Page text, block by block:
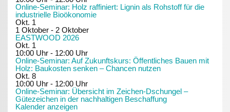
Online-Seminar: Holz raffiniert: Lignin als Rohstoff für die
industrielle Bioökonomie
Okt. 1
1 Oktober -2 Oktober
EASTWOOD 2026
Okt. 1
10:00 Uhr - 12:00 Uhr
Online-Seminar: Auf Zukunftskurs: Öffentliches Bauen mit
Holz: Baukosten senken – Chancen nutzen
Okt.8
10:00 Uhr - 12:00 Uhr
Online-Seminar: Übersicht im Zeichen-Dschungel –
Gütezeichen in der nachhaltigen Beschaffung
Kalender anzeigen